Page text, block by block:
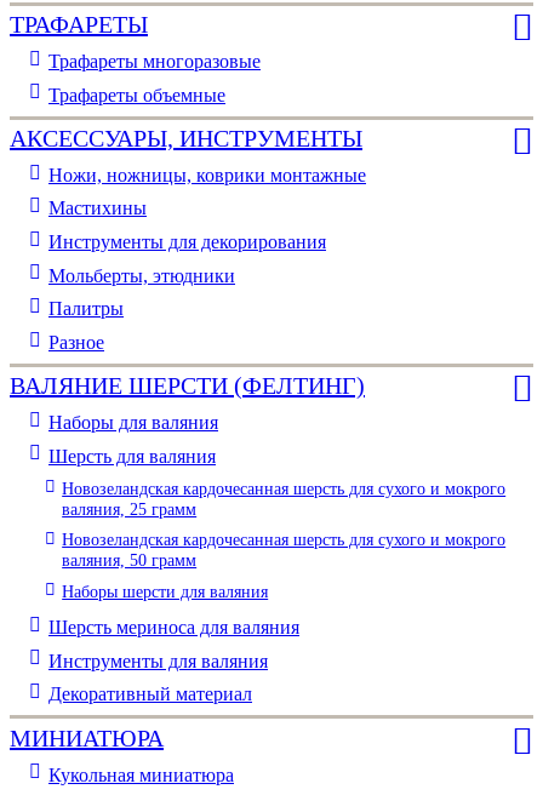
ТРАФАРЕТЫ
Трафареты многоразовые
Трафареты объемные
АКСЕССУАРЫ, ИНСТРУМЕНТЫ
Ножи, ножницы, коврики монтажные
Мастихины
Инструменты для декорирования
Мольберты, этюдники
Палитры
Разное
ВАЛЯНИЕ ШЕРСТИ (ФЕЛТИНГ)
Наборы для валяния
Шерсть для валяния
Новозеландская кардочесанная шерсть для сухого и мокрого
валяния, 25 грамм
Новозеландская кардочесанная шерсть для сухого и мокрого
валяния, 50 грамм
Наборы шерсти для валяния
Шерсть мериноса для валяния
Инструменты для валяния
Декоративный материал
МИНИАТЮРА
Кукольная миниатюра